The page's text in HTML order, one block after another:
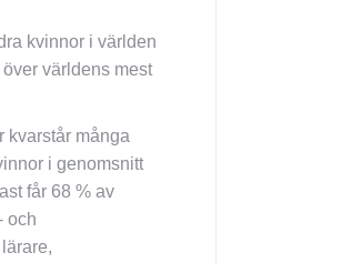
kvinnor i världen
världens mest
kvarstår många
i genomsnitt
får 68 % av
och